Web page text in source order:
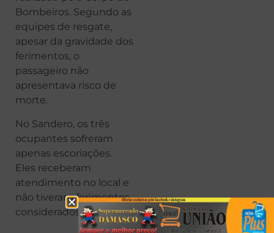
Bombeiros. Segundo as
equipes de resgate,
apesar da gravidade dos
ferimentos, o
passageiro não
apresentava risco de
morte.
No Sandero, os três
ocupantes sofreram
apenas escoriações.
Eles receberam
atendimento no local e
não tiveram ferimentos
considerados graves.